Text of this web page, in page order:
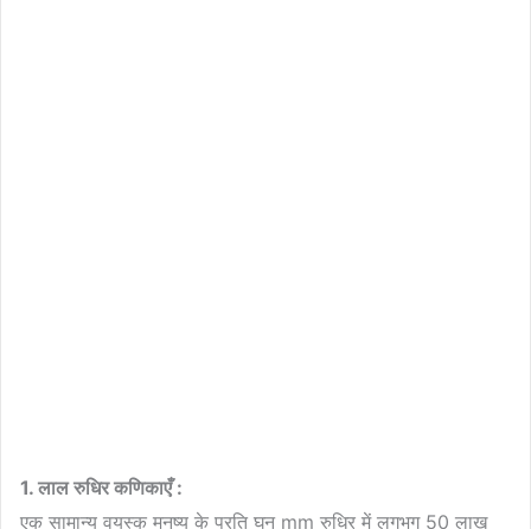
1. लाल रुधिर कणिकाएँ :
एक सामान्य वयस्क मनुष्य के प्रति घन mm रुधिर में लगभग 50 लाख